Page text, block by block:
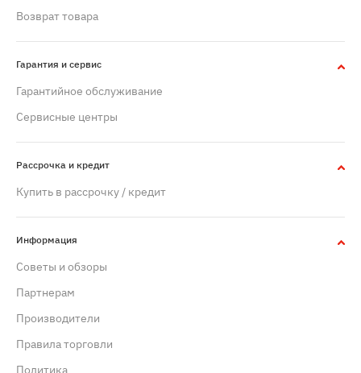
Возврат товара
Гарантия и сервис
Гарантийное обслуживание
Сервисные центры
Рассрочка и кредит
Купить в рассрочку / кредит
Информация
Советы и обзоры
Партнерам
Производители
Правила торговли
Политика